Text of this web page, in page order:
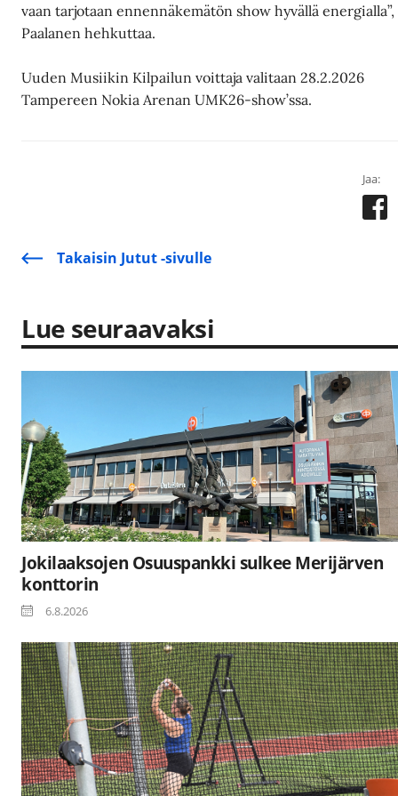
vaan tarjotaan ennennäkemätön show hyvällä energialla”,
Paalanen hehkuttaa.
Uuden Musiikin Kilpailun voittaja valitaan 28.2.2026
Tampereen Nokia Arenan UMK26-show’ssa.
Jaa:
Takaisin Jutut -sivulle
Lue seuraavaksi
Jokilaaksojen Osuuspankki sulkee Merijärven
konttorin
6.8.2026